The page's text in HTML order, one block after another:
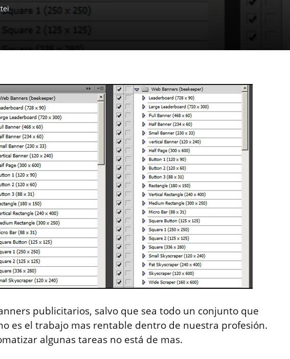
publicitarios, salvo que sea todo un conjunto que
es el trabajo mas rentable dentro de nuestra profesión.
algunas tareas no está de mas.